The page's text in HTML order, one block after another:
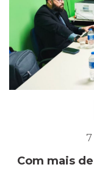
Com mais